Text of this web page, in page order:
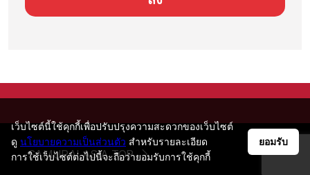
การรับข้อมูลส่วนบุคคล
การใช้ข้อมูลส่วนบุคคล
เท่าที่จำเป็นสำหรับการดำเนินธุรกิจ ภายใน
ขอบเขตวัตถุประสงค์ที่ระบุไว้ ดังต่อไปนี้
SAMURAI ASIA TOP
เว็บไซต์นี้ใช้คุกกี้เพื่อปรับปรุงความสะดวกของเว็บไซต์
ดู นโยบายความเป็นส่วนตัว สำหรับรายละเอียด
การใช้เว็บไซต์ต่อไปนี้จะถือว่ายอมรับการใช้คุกกี้
ยอมรับ